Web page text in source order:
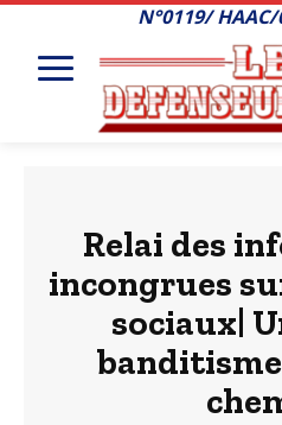
N°0119/
Relai des
incongrues
sociaux|